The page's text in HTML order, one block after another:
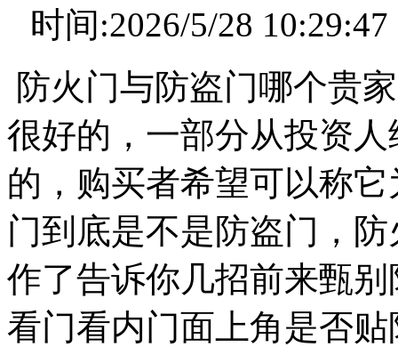
时间:2026/5/28
防火门与防盗门哪个贵
很好的，一部分从投资
的，购买者希望可以称
门到底是不是防盗门，
作了告诉你几招前来甄
看门看内门面上角是否